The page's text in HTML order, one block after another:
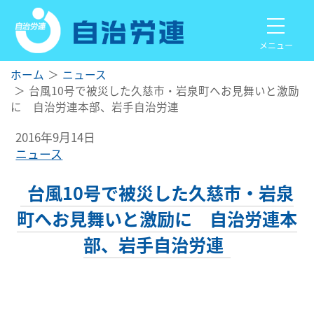
メニュー
ホーム
ニュース
台風10号で被災した久慈市・岩泉町へお見舞いと激励
に 自治労連本部、岩手自治労連
2016年9月14日
ニュース
台風10号で被災した久慈市・岩泉
町へお見舞いと激励に 自治労連本
部、岩手自治労連